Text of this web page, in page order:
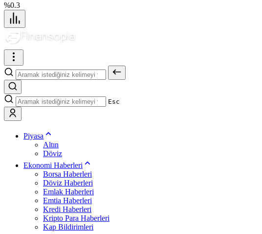
%0.3
Esc
Piyasa
Altın
Döviz
Ekonomi Haberleri
Borsa Haberleri
Döviz Haberleri
Emlak Haberleri
Emtia Haberleri
Kredi Haberleri
Kripto Para Haberleri
Kap Bildirimleri